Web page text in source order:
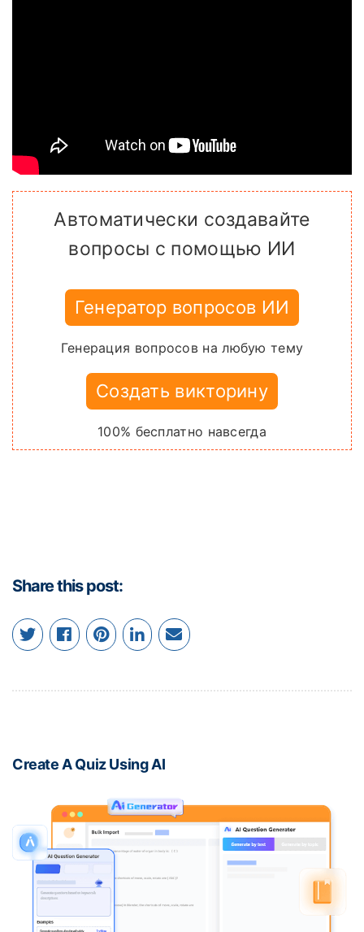
Автоматически создавайте
вопросы с помощью ИИ
Генератор вопросов ИИ
Генерация вопросов на любую тему
Создать викторину
100% бесплатно навсегда
Share this post:
Create A Quiz Using AI